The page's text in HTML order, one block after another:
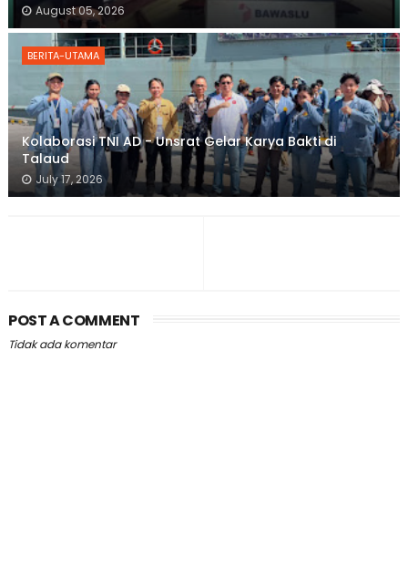
August 05, 2026
BERITA-UTAMA
Kolaborasi TNI AD - Unsrat Gelar Karya Bakti di
Talaud
July 17, 2026
POST A COMMENT
Tidak ada komentar